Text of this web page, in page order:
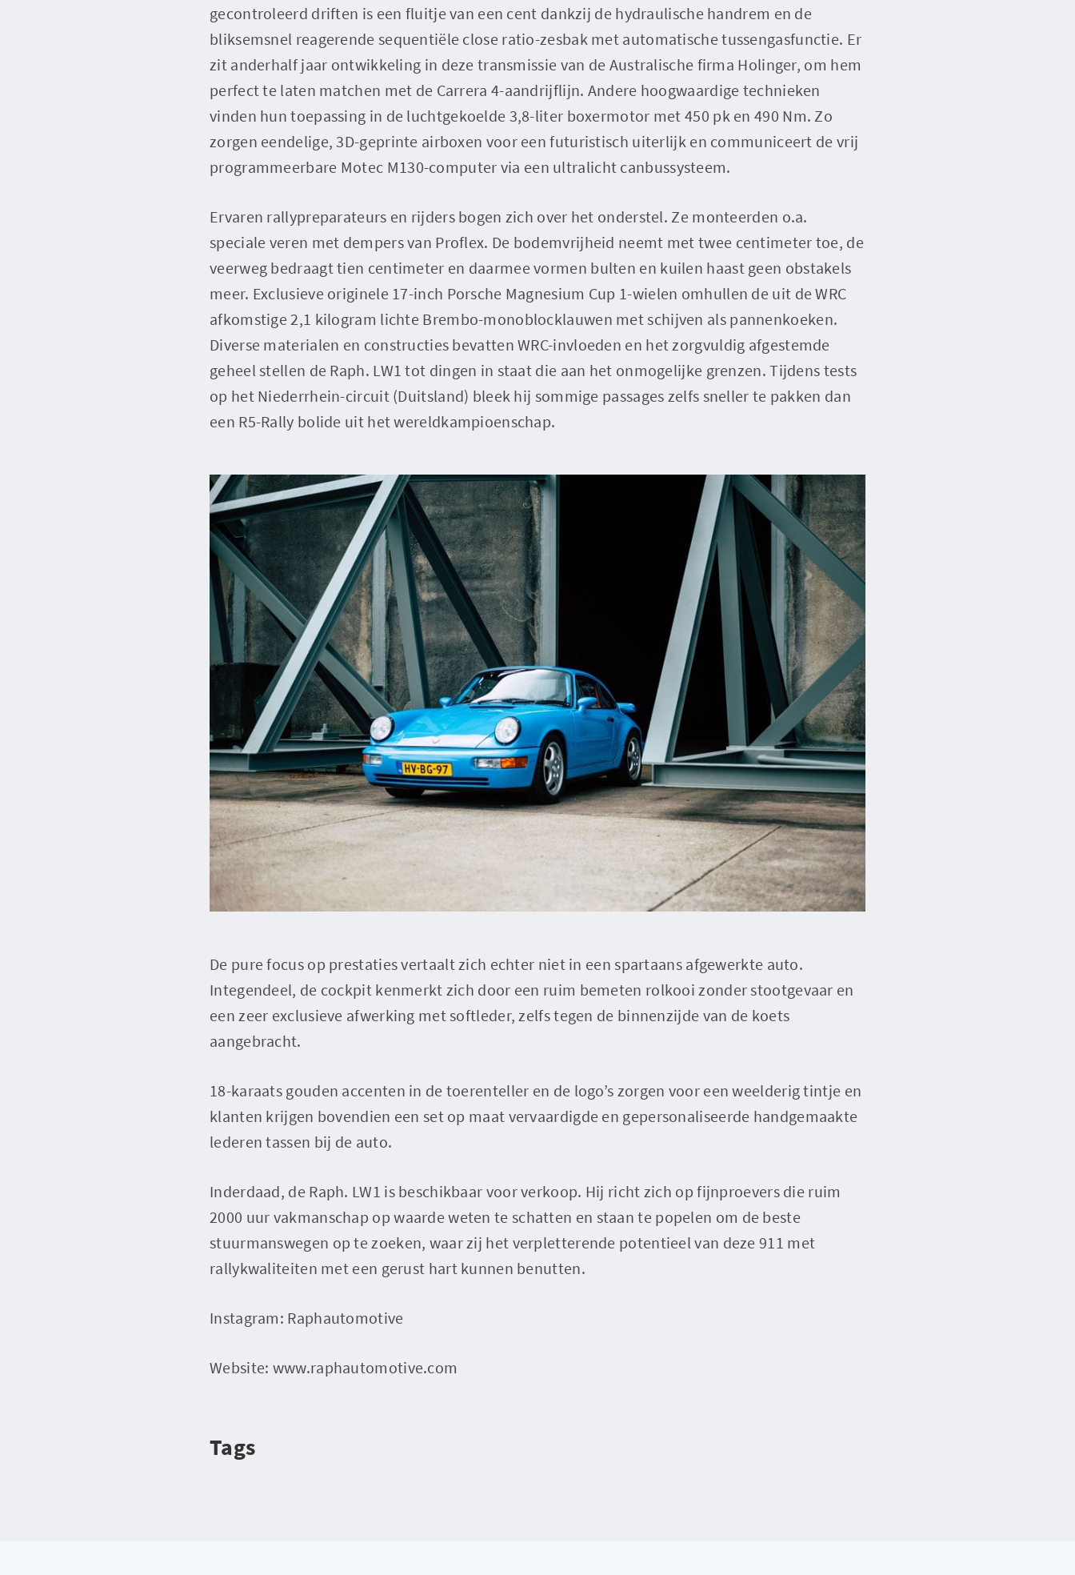
gecontroleerd driften is een fluitje van een cent dankzij de hydraulische handrem en de
bliksemsnel reagerende sequentiële close ratio-zesbak met automatische tussengasfunctie. Er
zit anderhalf jaar ontwikkeling in deze transmissie van de Australische firma Holinger, om hem
perfect te laten matchen met de Carrera 4-aandrijflijn. Andere hoogwaardige technieken
vinden hun toepassing in de luchtgekoelde 3,8-liter boxermotor met 450 pk en 490 Nm. Zo
zorgen eendelige, 3D-geprinte airboxen voor een futuristisch uiterlijk en communiceert de vrij
programmeerbare Motec M130-computer via een ultralicht canbussysteem.
Ervaren rallypreparateurs en rijders bogen zich over het onderstel. Ze monteerden o.a.
speciale veren met dempers van Proflex. De bodemvrijheid neemt met twee centimeter toe, de
veerweg bedraagt tien centimeter en daarmee vormen bulten en kuilen haast geen obstakels
meer. Exclusieve originele 17-inch Porsche Magnesium Cup 1-wielen omhullen de uit de WRC
afkomstige 2,1 kilogram lichte Brembo-monoblocklauwen met schijven als pannenkoeken.
Diverse materialen en constructies bevatten WRC-invloeden en het zorgvuldig afgestemde
geheel stellen de Raph. LW1 tot dingen in staat die aan het onmogelijke grenzen. Tijdens tests
op het Niederrhein-circuit (Duitsland) bleek hij sommige passages zelfs sneller te pakken dan
een R5-Rally bolide uit het wereldkampioenschap.
De pure focus op prestaties vertaalt zich echter niet in een spartaans afgewerkte auto.
Integendeel, de cockpit kenmerkt zich door een ruim bemeten rolkooi zonder stootgevaar en
een zeer exclusieve afwerking met softleder, zelfs tegen de binnenzijde van de koets
aangebracht.
18-karaats gouden accenten in de toerenteller en de logo’s zorgen voor een weelderig tintje en
klanten krijgen bovendien een set op maat vervaardigde en gepersonaliseerde handgemaakte
lederen tassen bij de auto.
Inderdaad, de Raph. LW1 is beschikbaar voor verkoop. Hij richt zich op fijnproevers die ruim
2000 uur vakmanschap op waarde weten te schatten en staan te popelen om de beste
stuurmanswegen op te zoeken, waar zij het verpletterende potentieel van deze 911 met
rallykwaliteiten met een gerust hart kunnen benutten.
Instagram: Raphautomotive
Website: www.raphautomotive.com
Tags